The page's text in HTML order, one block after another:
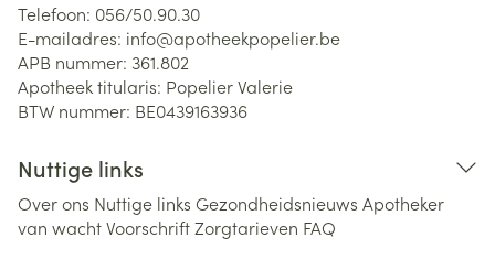
Telefoon: 056/50.90.30
E-mailadres: info@apotheekpopelier.be
APB nummer: 361.802
Apotheek titularis: Popelier Valerie
BTW nummer: BE0439163936
Nuttige links
Over ons Nuttige links Gezondheidsnieuws Apotheker
van wachtVoorschriftZorgtarieven FAQ